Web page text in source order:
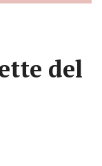
del